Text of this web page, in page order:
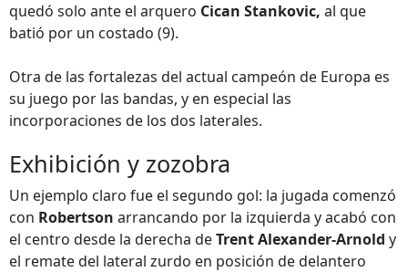
quedó solo ante el arquero Cican Stankovic, al que
batió por un costado (9).
Otra de las fortalezas del actual campeón de Europa es
su juego por las bandas, y en especial las
incorporaciones de los dos laterales.
Exhibición y zozobra
Un ejemplo claro fue el segundo gol: la jugada comenzó
con Robertson arrancando por la izquierda y acabó con
el centro desde la derecha deTrent Alexander-Arnold y
el remate del lateral zurdo en posición de delantero